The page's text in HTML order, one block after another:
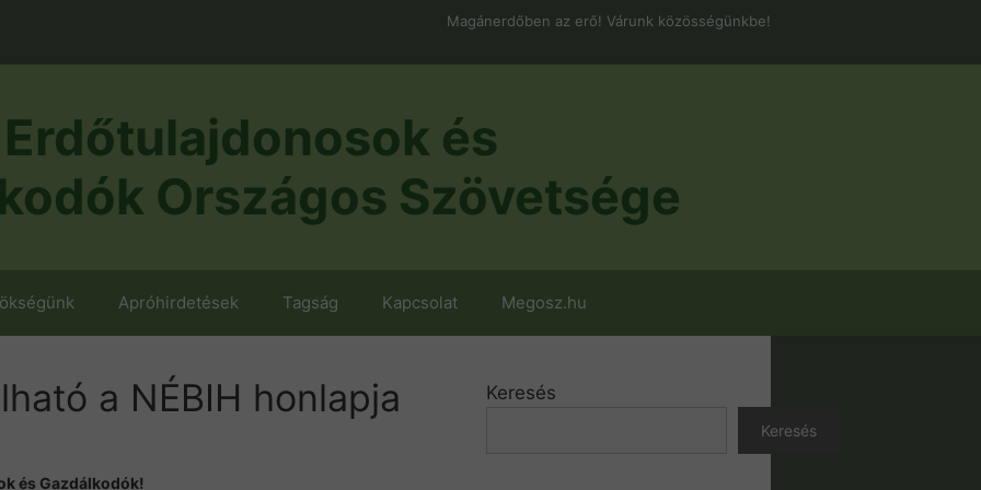
Magánerdőben az erő! Várunk közösségünkbe!
és
Országos Szövetsége
Apróhirdetések Tagság Kapcsolat Megosz.hu
a NÉBIH honlapja
és Gazdálkodók!
Keresés
Keresés